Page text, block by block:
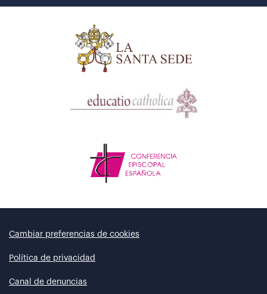
Cambiar preferencias de cookies
Política de privacidad
Canal de denuncias